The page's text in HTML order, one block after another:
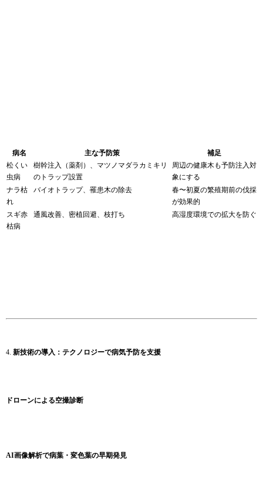
病名 主な予防策
補足
松くい
虫病
樹幹注入（薬剤）、マツノマダラカミキリ
のトラップ設置
周辺の健康木も予防注入対
象にする
ナラ枯
れ
バイオトラップ、罹患木の除去
春〜初夏の繁殖期前の伐採
が効果的
スギ赤
枯病
通風改善、密植回避、枝打ち 高湿度環境での拡大を防ぐ
4. 新技術の導入：テクノロジーで病気予防を支援
ドローンによる空撮診断
AI画像解析で病葉・変色葉の早期発見